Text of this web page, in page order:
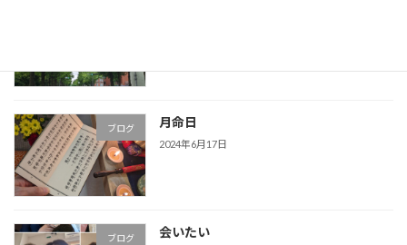
ブログ 月命日
2024年6月17日
ブログ 会いたい